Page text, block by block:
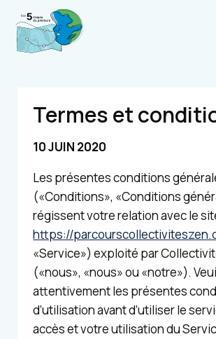
Termes et
10 JUIN 2020
Les présentes conditions
(«Conditions», «Conditions
régissent votre relation avec le
https://
«Service») exploité par
(«nous», «nous» ou «notre»).
attentivement les présentes
d’utilisation avant d’utiliser le
accès et votre utilisation du